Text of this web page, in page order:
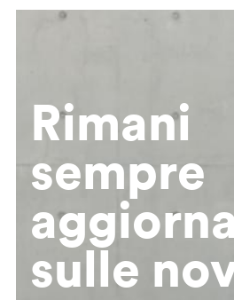
Rimani
sempre
sulle